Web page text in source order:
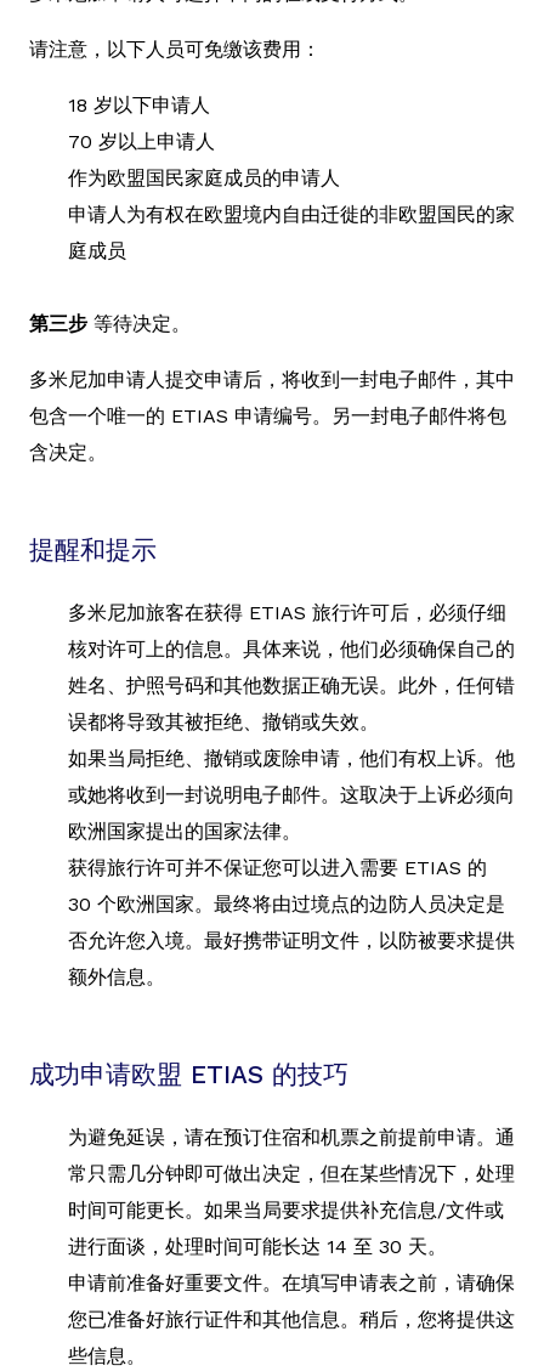
请注意，以下人员可免缴该费用：
18 岁以下申请人
70 岁以上申请人
作为欧盟国民家庭成员的申请人
申请人为有权在欧盟境内自由迁徙的非欧盟国民的家
庭成员
第三步 等待决定。
多米尼加申请人提交申请后，将收到一封电子邮件，其中
包含一个唯一的 ETIAS 申请编号。另一封电子邮件将包
含决定。
提醒和提示
多米尼加旅客在获得 ETIAS 旅行许可后，必须仔细
核对许可上的信息。具体来说，他们必须确保自己的
姓名、护照号码和其他数据正确无误。此外，任何错
误都将导致其被拒绝、撤销或失效。
如果当局拒绝、撤销或废除申请，他们有权上诉。他
或她将收到一封说明电子邮件。这取决于上诉必须向
欧洲国家提出的国家法律。
获得旅行许可并不保证您可以进入需要 ETIAS 的
30 个欧洲国家。最终将由过境点的边防人员决定是
否允许您入境。最好携带证明文件，以防被要求提供
额外信息。
成功申请欧盟 ETIAS 的技巧
为避免延误，请在预订住宿和机票之前提前申请。通
常只需几分钟即可做出决定，但在某些情况下，处理
时间可能更长。如果当局要求提供补充信息/文件或
进行面谈，处理时间可能长达 14 至 30 天。
申请前准备好重要文件。在填写申请表之前，请确保
您已准备好旅行证件和其他信息。稍后，您将提供这
些信息。